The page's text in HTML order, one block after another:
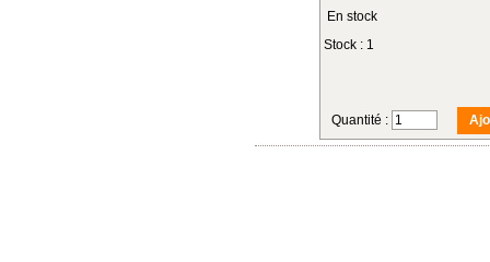
En stock
Stock : 1
Quantité :